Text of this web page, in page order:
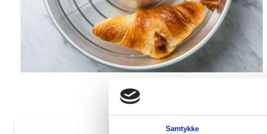
Samtykke